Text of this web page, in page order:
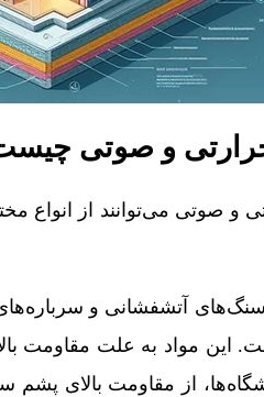
حرارتی و صوتی
و صوتی می‌توانند از انواع
آتشفشانی و
این مواد به علت مقاومت
از مقاومت بالای